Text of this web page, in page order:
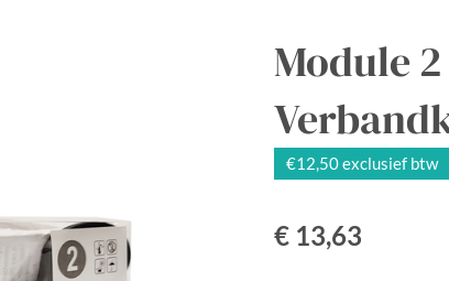
Module
€12,50 exclusief btw
€ 13,63